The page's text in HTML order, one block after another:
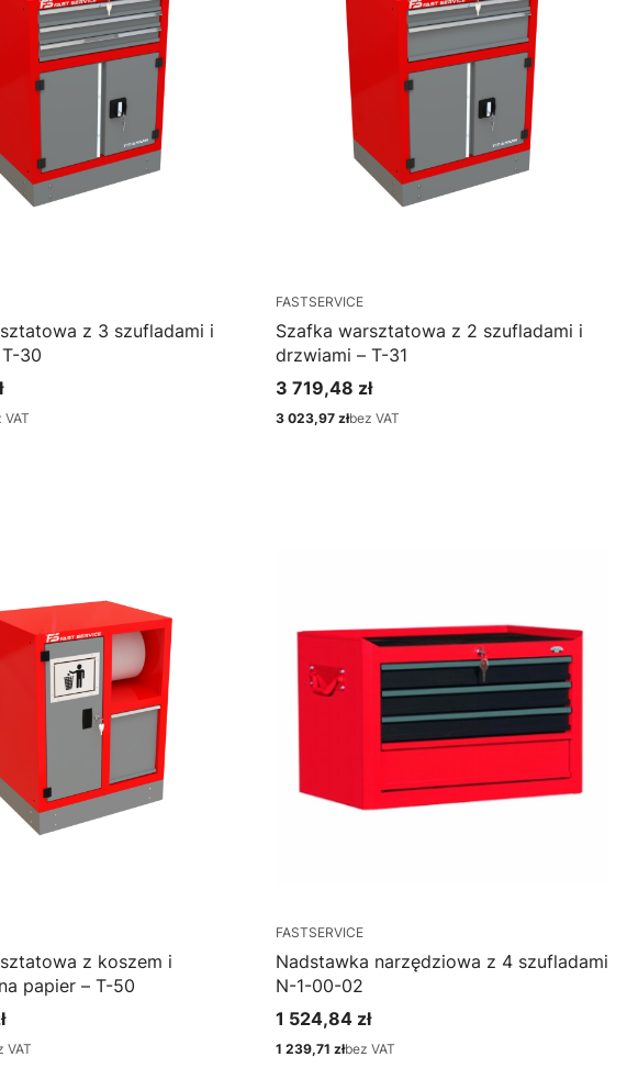
z 3 szufladami i
30
VAT
FASTSERVICE
Szafka warsztatowa z 2 szufladami i
drzwiami – T-31
Cena
3 719,48 zł
Cena
3 023,97 złbez VAT
z koszem i
papier – T-50
VAT
FASTSERVICE
Nadstawka narzędziowa z 4 szufladami
N-1-00-02
Cena
1 524,84 zł
Cena
1 239,71 złbez VAT